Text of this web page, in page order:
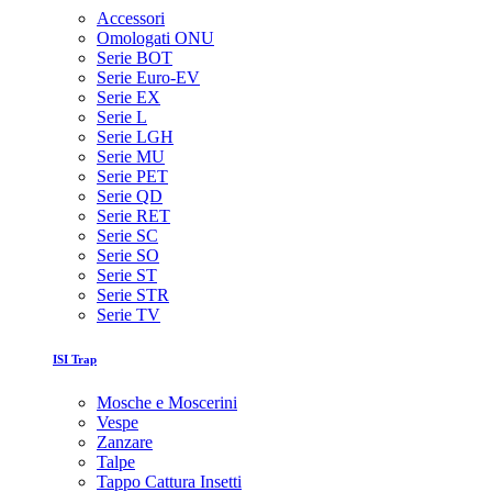
Accessori
Omologati ONU
Serie BOT
Serie Euro-EV
Serie EX
Serie L
Serie LGH
Serie MU
Serie PET
Serie QD
Serie RET
Serie SC
Serie SO
Serie ST
Serie STR
Serie TV
ISI Trap
Mosche e Moscerini
Vespe
Zanzare
Talpe
Tappo Cattura Insetti